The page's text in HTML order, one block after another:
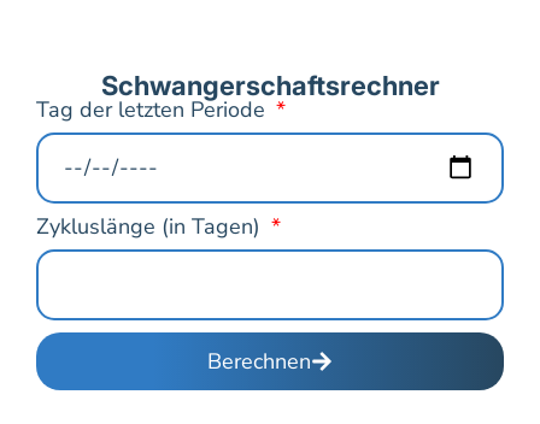
Schwangerschaftsrechner
Tag der letzten Periode
Zykluslänge (in Tagen)
Berechnen